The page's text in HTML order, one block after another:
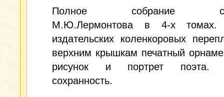
Полное собрание
М.Ю.Лермонтова в 4-х
издательских коленкоровых
верхним крышкам печатный
рисунок и портрет поэта.
сохранность.